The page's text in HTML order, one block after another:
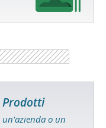
Prodotti
un'azienda o un